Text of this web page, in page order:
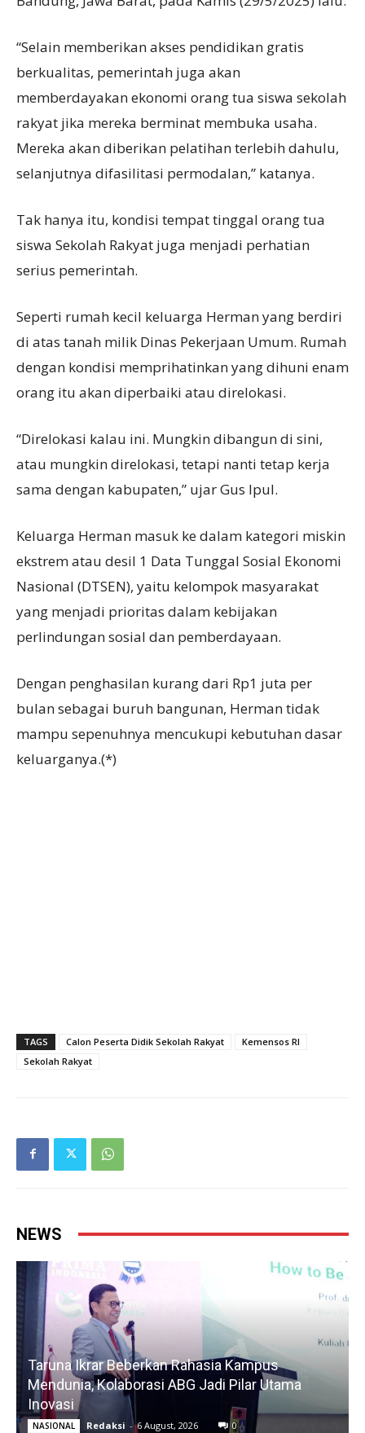
“Selain memberikan akses pendidikan gratis
berkualitas, pemerintah juga akan
memberdayakan ekonomi orang tua siswa sekolah
rakyat jika mereka berminat membuka usaha.
Mereka akan diberikan pelatihan terlebih dahulu,
selanjutnya difasilitasi permodalan,” katanya.
Tak hanya itu, kondisi tempat tinggal orang tua
siswa Sekolah Rakyat juga menjadi perhatian
serius pemerintah.
Seperti rumah kecil keluarga Herman yang berdiri
di atas tanah milik Dinas Pekerjaan Umum. Rumah
dengan kondisi memprihatinkan yang dihuni enam
orang itu akan diperbaiki atau direlokasi.
“Direlokasi kalau ini. Mungkin dibangun di sini,
atau mungkin direlokasi, tetapi nanti tetap kerja
sama dengan kabupaten,” ujar Gus Ipul.
Keluarga Herman masuk ke dalam kategori miskin
ekstrem atau desil 1 Data Tunggal Sosial Ekonomi
Nasional (DTSEN), yaitu kelompok masyarakat
yang menjadi prioritas dalam kebijakan
perlindungan sosial dan pemberdayaan.
Dengan penghasilan kurang dari Rp1 juta per
bulan sebagai buruh bangunan, Herman tidak
mampu sepenuhnya mencukupi kebutuhan dasar
keluarganya.(*)
TAGS Calon Peserta Didik Sekolah Rakyat
Kemensos RI
Sekolah Rakyat
NEWS
Taruna Ikrar Beberkan Rahasia Kampus
Mendunia, Kolaborasi ABG Jadi Pilar Utama
Inovasi
NASIONAL Redaksi - 6 August, 2026 0